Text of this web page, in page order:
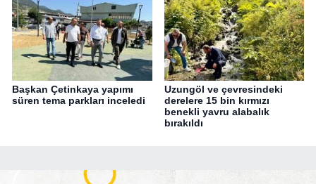
Başkan Çetinkaya yapımı
süren tema parkları inceledi
Uzungöl ve çevresindeki
derelere 15 bin kırmızı
benekli yavru alabalık
bırakıldı